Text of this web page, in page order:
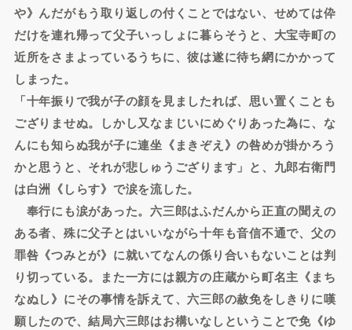
や》んだがもう取り返しの付くことではない、せめては伜
だけを連れ帰って父子いっしょに暮らそうと、大宝寺町の
近所をさまよっているうちに、彼は遂に待ち網にかかって
しまった。
「十年振りで我が子の顔を見ましたれば、思い置くことも
ござりませぬ。しかし又なまじいにめぐりあった為に、な
んにも知らぬ我が子に連坐《まきぞえ》の咎めが掛かろう
かと思うと、それが悲しゅうござります」と、九郎右衛門
は白洲《しらす》で涙を流した。
奉行にも涙があった。六三郎はふだんから正直の聞えの
ある者、殊に父子とはいいながら十年も音信不通で、父の
罪咎《つみとが》に就いてなんの係り合いもないことは判
り切っている。また一方には親方の庄蔵から町名主《まち
なぬし》にその事情を訴えて、六三郎の赦免をしきりに嘆
願したので、結局六三郎はお構いなしということで免《ゆ